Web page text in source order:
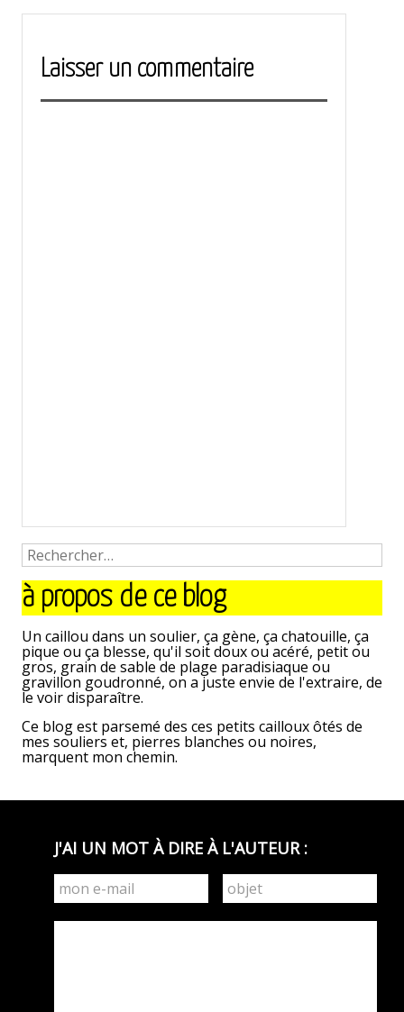
Laisser un commentaire
à propos de ce blog
Un caillou dans un soulier, ça gène, ça chatouille, ça
pique ou ça blesse, qu'il soit doux ou acéré, petit ou
gros, grain de sable de plage paradisiaque ou
gravillon goudronné, on a juste envie de l'extraire, de
le voir disparaître.
Ce blog est parsemé des ces petits cailloux ôtés de
mes souliers et, pierres blanches ou noires,
marquent mon chemin.
J'AI UN MOT À DIRE À L'AUTEUR :